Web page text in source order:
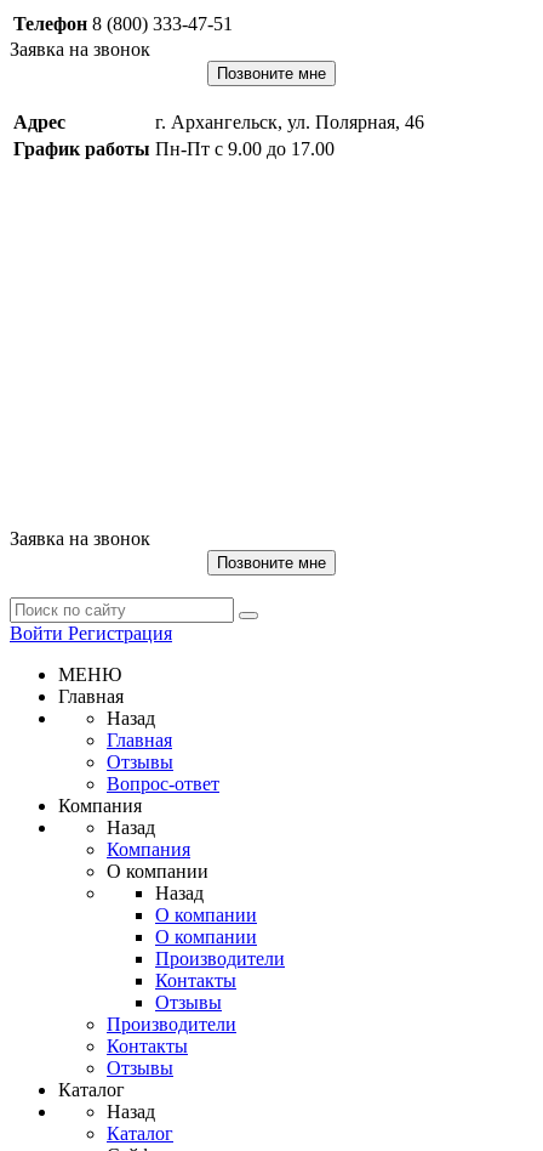
Телефон 8 (800) 333-47-51
Заявка на звонок
Позвоните мне
Адрес
г. Архангельск, ул. Полярная, 46
График работы Пн-Пт с 9.00 до 17.00
Заявка на звонок
Позвоните мне
Войти Регистрация
МЕНЮ
Главная
Назад
Главная
Отзывы
Вопрос-ответ
Компания
Назад
Компания
О компании
Назад
О компании
О компании
Производители
Контакты
Отзывы
Производители
Контакты
Отзывы
Каталог
Назад
Каталог